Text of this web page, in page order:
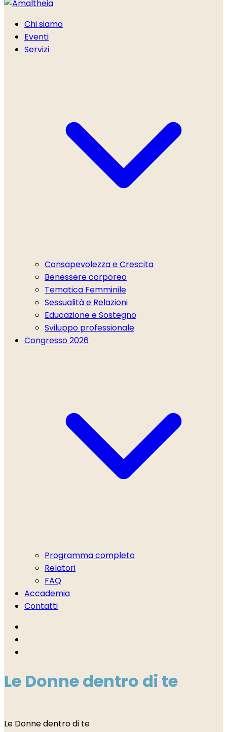
Chi siamo
Eventi
Servizi
Consapevolezza e Crescita
Benessere corporeo
Tematica Femminile
Sessualità e Relazioni
Educazione e Sostegno
Sviluppo professionale
Congresso 2026
Programma completo
Relatori
FAQ
Accademia
Contatti
Le Donne dentro di te
Le Donne dentro di te